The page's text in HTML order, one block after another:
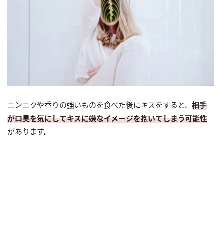
ニンニクや香りの強いものを食べた後にキスをすると、 相手
が口臭を気にしてキスに嫌なイメージを抱いてしまう可能性
があります。